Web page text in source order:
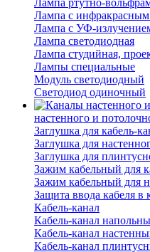
Лампа ртутно-
Лампа с
Лампа с УФ-
Лампа светодиодная
Лампа студийная,
Лампы специальные
Модуль светодиодный
Светодиод одиночный
настенного и
Заглушка для кабель-
Заглушка для
Заглушка для
Зажим кабельный для
Зажим кабельный для
Защита ввода кабеля в
Кабель-канал
Кабель-канал
Кабель-канал
Кабель-канал